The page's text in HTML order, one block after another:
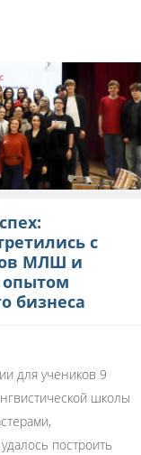
с
МЛШ и
опытом
бизнеса
для учеников 9
школы
построить